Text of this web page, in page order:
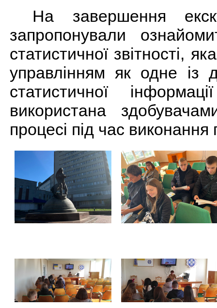
На завершення
запропонували
статистичної звітності,
управлінням як одне із
статистичної
використана
процесі під час виконання